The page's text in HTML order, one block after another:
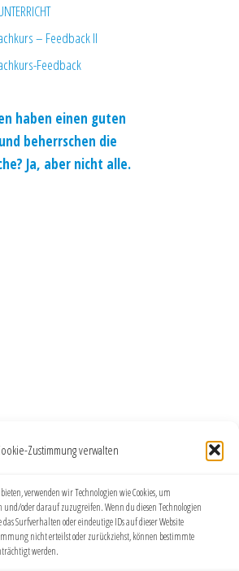
Zustimmung verwalten
verwenden wir Technologien wie Cookies, um
oder darauf zuzugreifen. Wenn du diesen Technologien
Surfverhalten oder eindeutige IDs auf dieser Website
nicht erteilst oder zurückziehst, können bestimmte
werden.
– Feedback II
Feedback
haben einen guten
beherrschen die
Ja, aber nicht alle.